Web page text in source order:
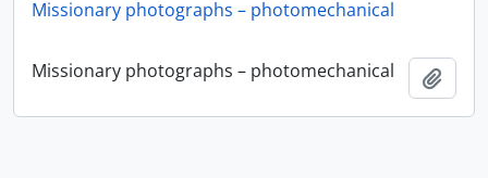
Missionary photographs – photomechanical
Missionary photographs – photomechanical